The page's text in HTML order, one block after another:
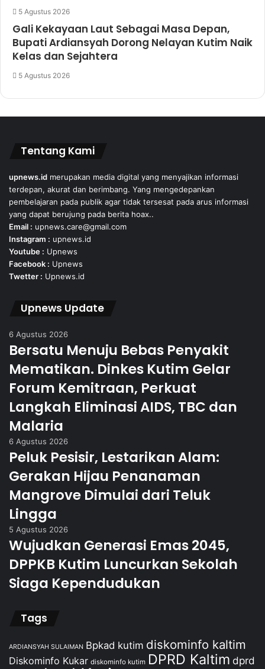
5 Agustus 2026
Gali Kekayaan Laut Sebagai Masa Depan,
Bupati Ardiansyah Dorong Nelayan Kutim Naik
Kelas dan Sejahtera
5 Agustus 2026
Tentang Kami
upnews.id merupakan media digital yang menyajikan informasi
terdepan, akurat dan berimbang. Yang mengedepankan
pembelajaran pada publik agar tidak tersesat pada arus informasi
yang dapat berujung pada berita hoax..
Email : upnews.care@gmail.com
Instagram : upnews.id
Youtube : Upnews
Facebook : Upnews
Twetter : Upnews.id
Upnews Update
6 Agustus 2026
Bersatu Menuju Bebas Penyakit
Mematikan. Dinkes Kutim Gelar
Forum Kemitraan, Perkuat
Langkah Eliminasi AIDS, TBC dan
Malaria
6 Agustus 2026
Peluk Pesisir, Lestarikan Alam:
Gerakan Hijau Penanaman
Mangrove Dimulai dari Teluk
Lingga
5 Agustus 2026
Wujudkan Generasi Emas 2045,
DPPKB Kutim Luncurkan Sekolah
Siaga Kependudukan
Tags
ARDIANSYAH SULAIMAN Bpkad kutim diskominfo kaltim
Diskominfo Kukar diskominfo kutim DPRD Kaltim dprd